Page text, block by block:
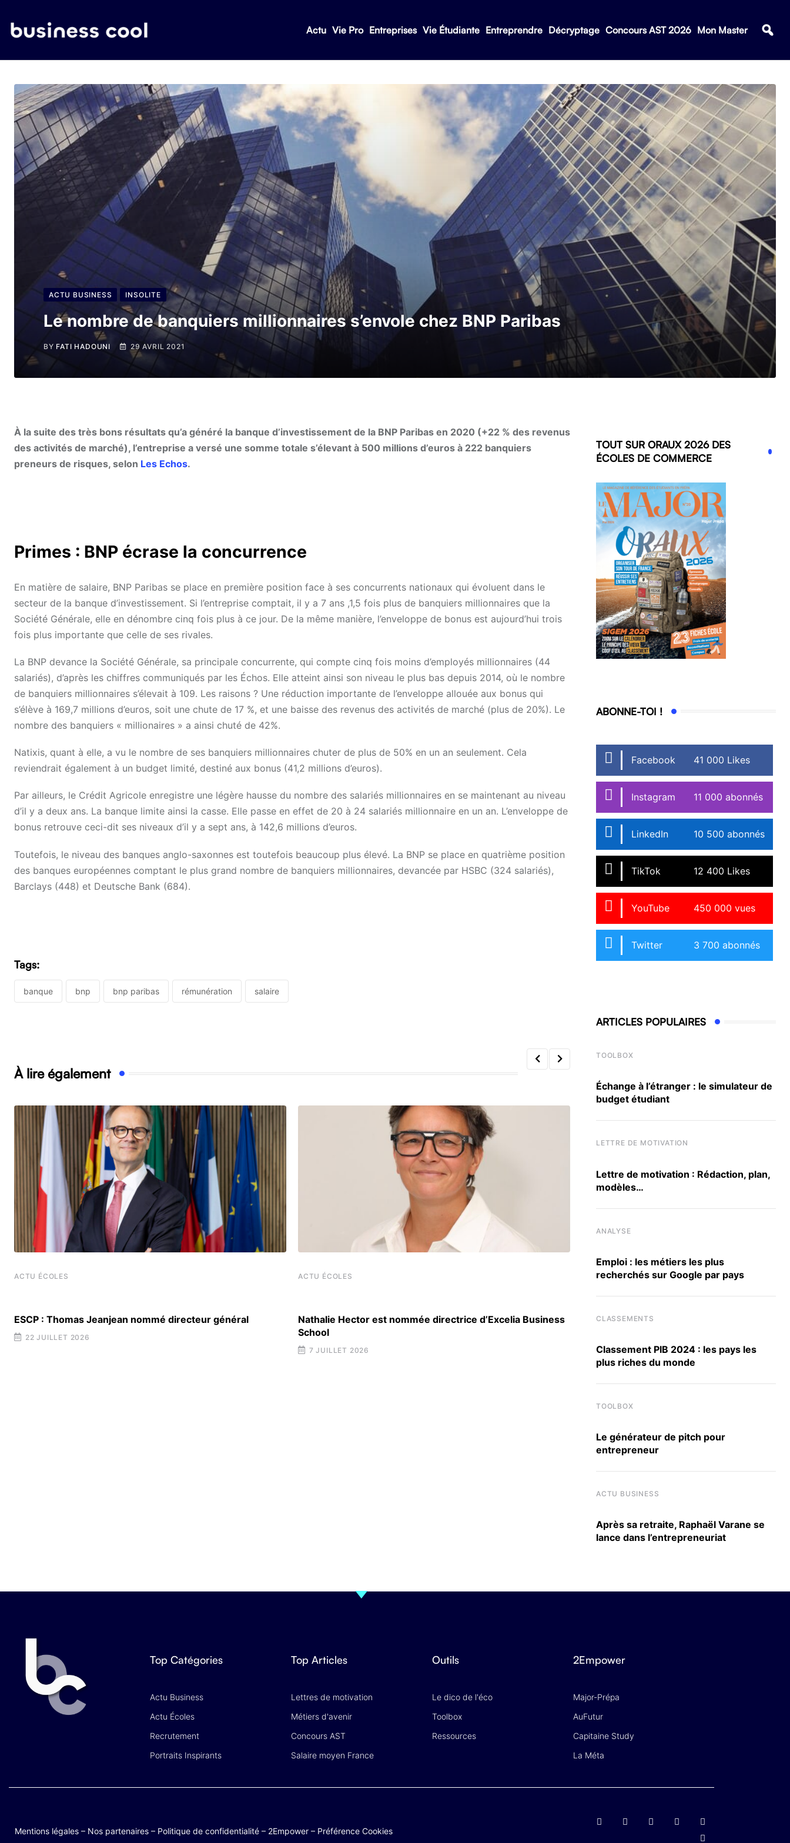
Actu Vie Pro Entreprises Vie Étudiante Entreprendre Décryptage Concours AST 2026 Mon Master
ACTU BUSINESS INSOLITE
Le nombre de banquiers millionnaires s’envole chez BNP Paribas
BY FATI HADOUNI 29 AVRIL 2021
À la suite des très bons résultats qu’a généré la banque d’investissement de la BNP Paribas en 2020 (+22 % des revenus
des activités de marché), l’entreprise a versé une somme totale s’élevant à 500 millions d’euros à 222 banquiers
preneurs de risques, selon Les Echos.
Primes : BNP écrase la concurrence
En matière de salaire, BNP Paribas se place en première position face à ses concurrents nationaux qui évoluent dans le
secteur de la banque d’investissement. Si l’entreprise comptait, il y a 7 ans ,1,5 fois plus de banquiers millionnaires que la
Société Générale, elle en dénombre cinq fois plus à ce jour. De la même manière, l’enveloppe de bonus est aujourd’hui trois
fois plus importante que celle de ses rivales.
La BNP devance la Société Générale, sa principale concurrente, qui compte cinq fois moins d’employés millionnaires (44
salariés), d’après les chiffres communiqués par les Échos. Elle atteint ainsi son niveau le plus bas depuis 2014, où le nombre
de banquiers millionnaires s’élevait à 109. Les raisons ? Une réduction importante de l’enveloppe allouée aux bonus qui
s’élève à 169,7 millions d’euros, soit une chute de 17 %, et une baisse des revenus des activités de marché (plus de 20%). Le
nombre des banquiers « millionaires » a ainsi chuté de 42%.
Natixis, quant à elle, a vu le nombre de ses banquiers millionnaires chuter de plus de 50% en un an seulement. Cela
reviendrait également à un budget limité, destiné aux bonus (41,2 millions d’euros).
Par ailleurs, le Crédit Agricole enregistre une légère hausse du nombre des salariés millionnaires en se maintenant au niveau
d’il y a deux ans. La banque limite ainsi la casse. Elle passe en effet de 20 à 24 salariés millionnaire en un an. L’enveloppe de
bonus retrouve ceci-dit ses niveaux d’il y a sept ans, à 142,6 millions d’euros.
Toutefois, le niveau des banques anglo-saxonnes est toutefois beaucoup plus élevé. La BNP se place en quatrième position
des banques européennes comptant le plus grand nombre de banquiers millionnaires, devancée par HSBC (324 salariés),
Barclays (448) et Deutsche Bank (684).
Tags:
banque bnp bnp paribas rémunération salaire
À lire également
ACTU ÉCOLES
ESCP : Thomas Jeanjean nommé directeur général
22 JUILLET 2026
ACTU ÉCOLES
Nathalie Hector est nommée directrice d’Excelia Business
School
7 JUILLET 2026
CLASSEMENTS
Classement des meilleurs masters en
TOUT SUR ORAUX 2026 DES
ÉCOLES DE COMMERCE
ABONNE-TOI !
Facebook 41 000 Likes
Instagram 11 000 abonnés
LinkedIn 10 500 abonnés
TikTok 12 400 Likes
YouTube 450 000 vues
Twitter 3 700 abonnés
ARTICLES POPULAIRES
TOOLBOX
Échange à l’étranger : le simulateur de
budget étudiant
LETTRE DE MOTIVATION
Lettre de motivation : Rédaction, plan,
modèles…
ANALYSE
Emploi : les métiers les plus
recherchés sur Google par pays
CLASSEMENTS
Classement PIB 2024 : les pays les
plus riches du monde
TOOLBOX
Le générateur de pitch pour
entrepreneur
ACTU BUSINESS
Après sa retraite, Raphaël Varane se
lance dans l’entrepreneuriat
Top Catégories
Actu Business
Actu Écoles
Recrutement
Portraits Inspirants
Top Articles
Lettres de motivation
Métiers d'avenir
Concours AST
Salaire moyen France
Outils
Le dico de l'éco
Toolbox
Ressources
2Empower
Major-Prépa
AuFutur
Capitaine Study
La Méta
Mentions légales – Nos partenaires – Politique de confidentialité – 2Empower – Préférence Cookies